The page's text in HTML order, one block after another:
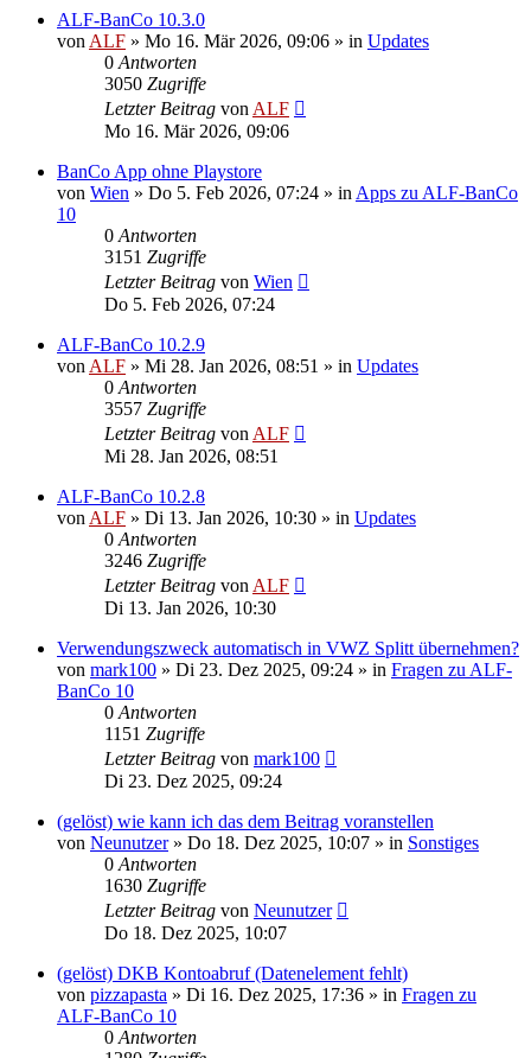
ALF-BanCo 10.3.0
von ALF » Mo 16. Mär 2026, 09:06 » in Updates
0 Antworten
3050 Zugriffe
Letzter Beitrag von ALF
Mo 16. Mär 2026, 09:06
BanCo App ohne Playstore
von Wien » Do 5. Feb 2026, 07:24 » in Apps zu ALF-BanCo
10
0 Antworten
3151 Zugriffe
Letzter Beitrag von Wien
Do 5. Feb 2026, 07:24
ALF-BanCo 10.2.9
von ALF » Mi 28. Jan 2026, 08:51 » in Updates
0 Antworten
3557 Zugriffe
Letzter Beitrag von ALF
Mi 28. Jan 2026, 08:51
ALF-BanCo 10.2.8
von ALF » Di 13. Jan 2026, 10:30 » in Updates
0 Antworten
3246 Zugriffe
Letzter Beitrag von ALF
Di 13. Jan 2026, 10:30
Verwendungszweck automatisch in VWZ Splitt übernehmen?
von mark100 » Di 23. Dez 2025, 09:24 » in Fragen zu ALF-
BanCo 10
0 Antworten
1151 Zugriffe
Letzter Beitrag von mark100
Di 23. Dez 2025, 09:24
(gelöst) wie kann ich das dem Beitrag voranstellen
von Neunutzer» Do 18. Dez 2025, 10:07 » in Sonstiges
0 Antworten
1630 Zugriffe
Letzter Beitrag von Neunutzer
Do 18. Dez 2025, 10:07
(gelöst) DKB Kontoabruf (Datenelement fehlt)
von pizzapasta » Di 16. Dez 2025, 17:36 » in Fragen zu
ALF-BanCo 10
0 Antworten